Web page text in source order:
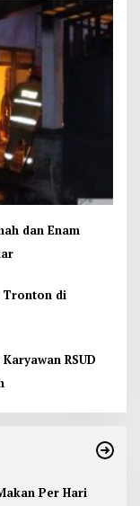
dan Enam
Tronton di
RSUD
Per Hari